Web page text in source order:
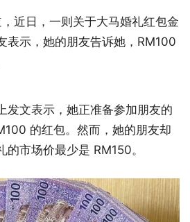
近日，一则关于大马婚礼红包金
表示，她的朋友告诉她，RM100
发文表示，她正准备参加朋友的
的红包。然而，她的朋友却
市场价最少是 RM150。